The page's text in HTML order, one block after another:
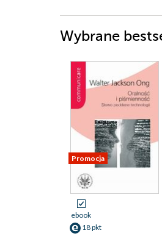
Wybrane
Promocja
ebook
18 pkt